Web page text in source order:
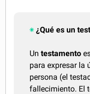
¿Qué es un
Untestamento
para expresar la
persona (el
fallecimiento. El